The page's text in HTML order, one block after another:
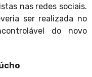
nas redes sociais.
ser realizada no
do novo